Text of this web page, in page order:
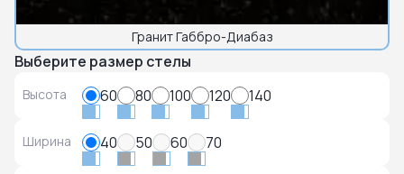
Гранит Габбро-Диабаз
Выберите размер стелы
Высота 60 80 100 120 140
Ширина 40 50 60 70